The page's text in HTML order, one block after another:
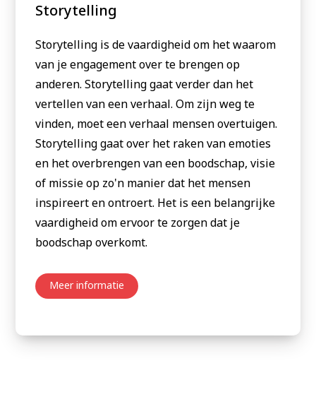
Storytelling
Storytelling is de vaardigheid om het waarom
van je engagement over te brengen op
anderen. Storytelling gaat verder dan het
vertellen van een verhaal. Om zijn weg te
vinden, moet een verhaal mensen overtuigen.
Storytelling gaat over het raken van emoties
en het overbrengen van een boodschap, visie
of missie op zo'n manier dat het mensen
inspireert en ontroert. Het is een belangrijke
vaardigheid om ervoor te zorgen dat je
boodschap overkomt.
Meer informatie